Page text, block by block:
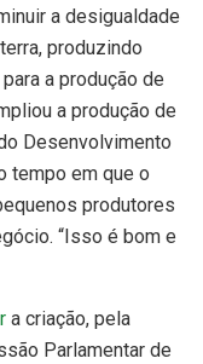
a desigualdade
produzindo
a produção de
a produção de
Desenvolvimento
tempo em que o
produtores
“Isso é bom e
a criação, pela
Parlamentar de